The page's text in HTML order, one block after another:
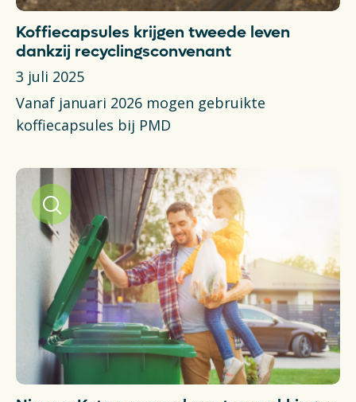
Koffiecapsules krijgen tweede leven
dankzij recyclingsconvenant
3 juli 2025
Vanaf januari 2026 mogen gebruikte
koffiecapsules bij PMD